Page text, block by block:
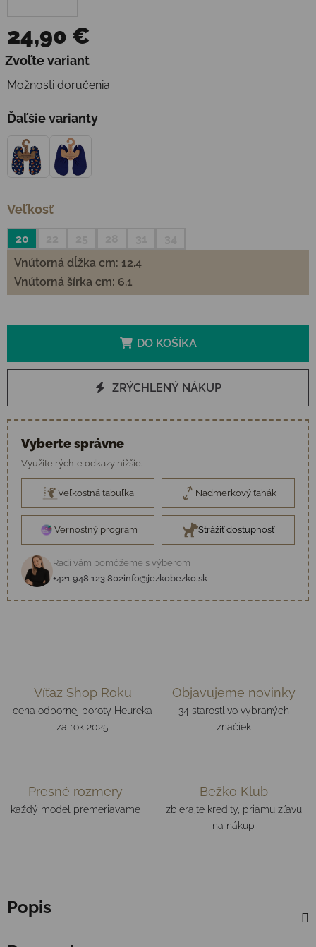
24,90 €
Jednotková cena:
Zvoľte variant
Možnosti doručenia
Ďaľšie varianty
Veľkosť
20
Vnútorná dĺžka cm: 12.4
Vnútorná šírka cm: 6.1
DO KOŠÍKA
ZRÝCHLENÝ NÁKUP
Vyberte správne
Využite rýchle odkazy nižšie.
Veľkostná tabuľka Nadmerkový ťahák
Vernostný program Strážiť dostupnosť
Radi vám pomôžeme s výberom
+421 948 123 802info@jezkobezko.sk
Víťaz Shop Roku
cena odbornej poroty Heureka
za rok 2025
Objavujeme novinky
34 starostlivo vybraných
značiek
Presné rozmery
každý model premeriavame
Bežko Klub
zbierajte kredity, priamu zľavu
na nákup
Popis